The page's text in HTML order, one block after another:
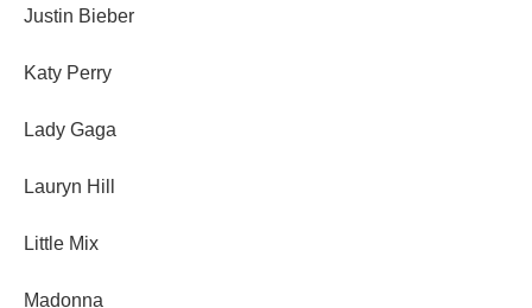
Justin Bieber
Katy Perry
Lady Gaga
Lauryn Hill
Little Mix
Madonna